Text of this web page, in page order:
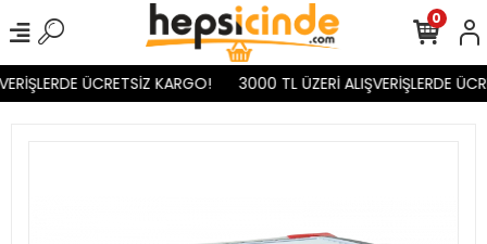
ÜCRETSİZ KARGO! 3000 TL ÜZERİ ALIŞVERİŞLERDE
0